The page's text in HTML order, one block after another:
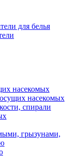
для белья
насекомых
насекомых
спирали
грызунами,